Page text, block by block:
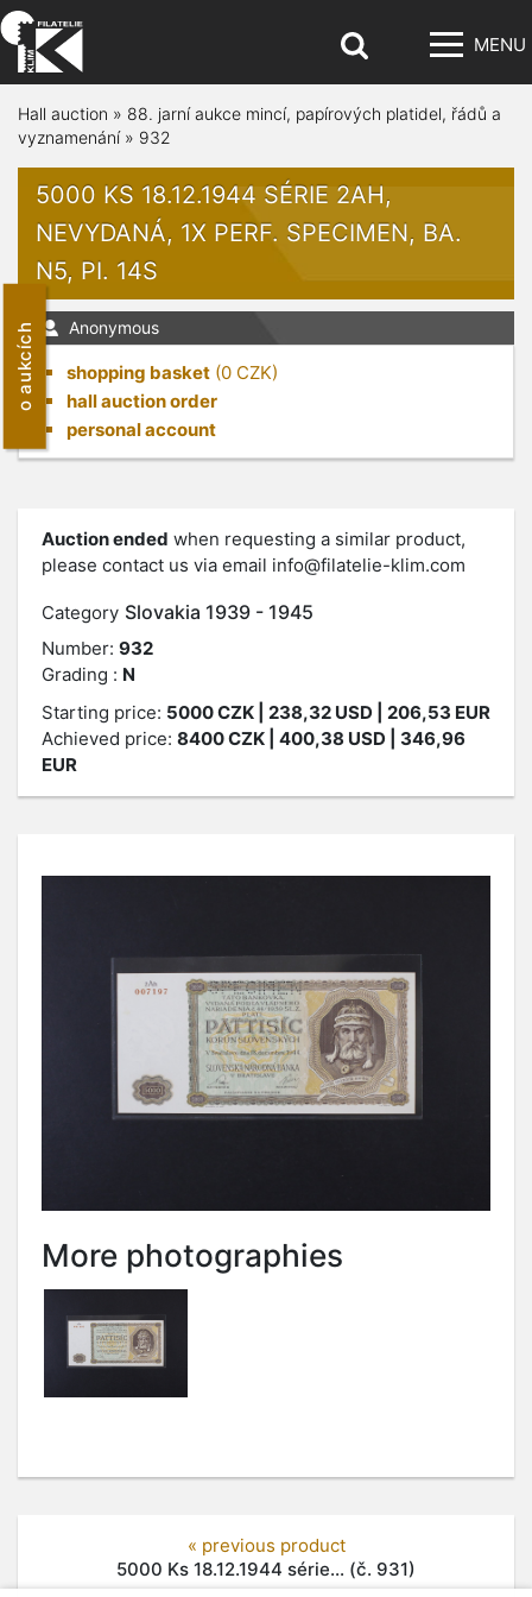
MENU
o aukcích
Hall auction » 88. jarní aukce mincí, papírových platidel, řádů a
vyznamenání» 932
5000 KS 18.12.1944 SÉRIE 2AH,
NEVYDANÁ, 1X PERF. SPECIMEN, BA.
N5, PI. 14S
Anonymous
shopping basket (0 CZK)
hall auction order
personal account
Auction ended when requesting a similar product,
please contact us via email info@filatelie-klim.com
Category Slovakia 1939 - 1945
Number: 932
Grading : N
Starting price: 5000CZK | 238,32 USD | 206,53 EUR
Achieved price: 8400CZK | 400,38 USD | 346,96
EUR
More photographies
« previous product
5000 Ks 18.12.1944 série... (č. 931)